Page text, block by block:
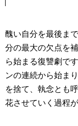
醜い自分を最後ま
分の最大の欠点を
ら始まる復讐劇で
ンの連続から始ま
を捨て、執念とも
花させていく過程が